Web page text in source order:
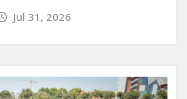
Jul 31, 2026